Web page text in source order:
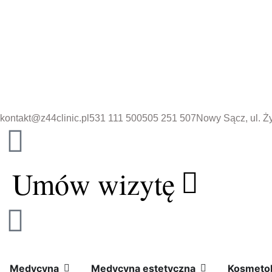
kontakt@z44clinic.pl 531 111 500505 251 507Nowy Sącz, ul.
Umów wizytę
Medycyna Open Medycyna
Medycyna estetyczna Open